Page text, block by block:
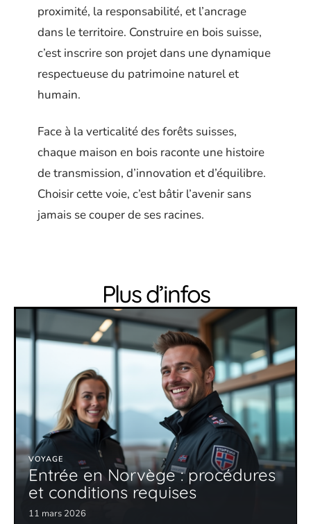
proximité, la responsabilité, et l’ancrage
dans le territoire. Construire en bois suisse,
c’est inscrire son projet dans une dynamique
respectueuse du patrimoine naturel et
humain.
Face à la verticalité des forêts suisses,
chaque maison en bois raconte une histoire
de transmission, d’innovation et d’équilibre.
Choisir cette voie, c’est bâtir l’avenir sans
jamais se couper de ses racines.
Plus d’infos
VOYAGE
Entrée en Norvège : procédures
et conditions requises
11 mars 2026